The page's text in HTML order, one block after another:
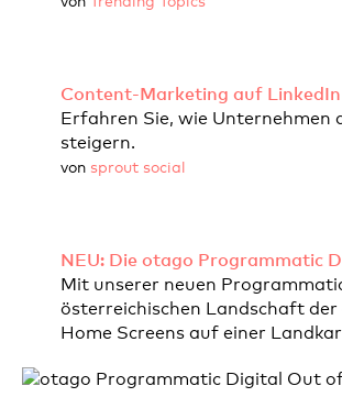
Content-Marketing auf LinkedIn
Erfahren Sie, wie
steigern.
von sprout social
NEU: Die otago Programmatic
Mit unserer neuen
österreichischen Landschaft
Home Screens auf einer